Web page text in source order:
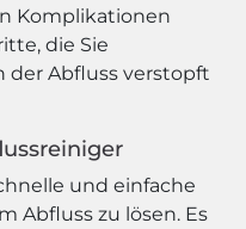
Komplikationen
die Sie
Abfluss verstopft
und einfache
Abfluss zu lösen. Es